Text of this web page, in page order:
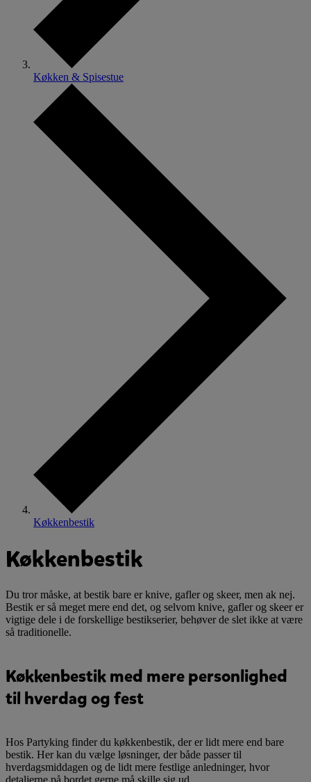
Køkken & Spisestue
Køkkenbestik
Køkkenbestik
Du tror måske, at bestik bare er knive, gafler og skeer, men ak nej.
Bestik er så meget mere end det, og selvom knive, gafler og skeer er
vigtige dele i de forskellige bestikserier, behøver de slet ikke at være
så traditionelle.
Køkkenbestik med mere personlighed
til hverdag og fest
Hos Partyking finder du køkkenbestik, der er lidt mere end bare
bestik. Her kan du vælge løsninger, der både passer til
hverdagsmiddagen og de lidt mere festlige anledninger, hvor
detaljerne på bordet gerne må skille sig ud.